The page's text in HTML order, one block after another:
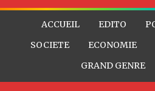
ACCUEIL EDITO
SOCIETE
ECONOMIE
GRAND GENRE